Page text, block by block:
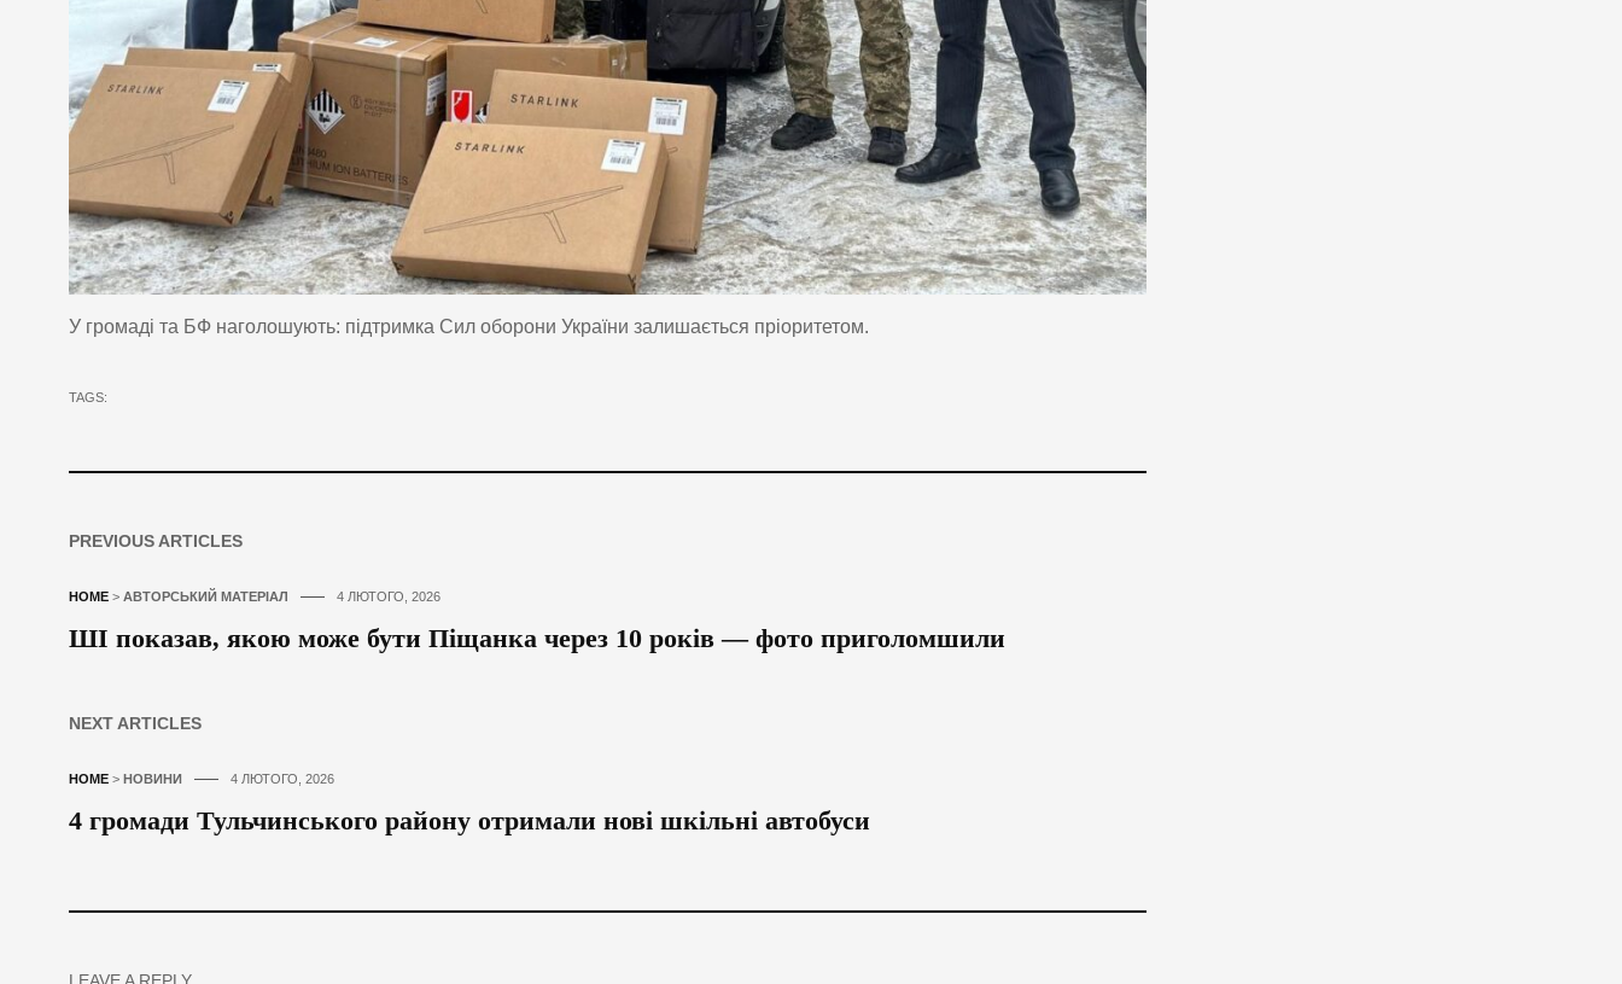
У громаді та БФ наголошують: підтримка Сил оборони України залишається пріоритетом.
TAGS:
PREVIOUS ARTICLES
HOME > АВТОРСЬКИЙ МАТЕРІАЛ 4 ЛЮТОГО, 2026
ШІ показав, якою може бути Піщанка через 10 років — фото приголомшили
NEXT ARTICLES
HOME > НОВИНИ 4 ЛЮТОГО, 2026
4 громади Тульчинського району отримали нові шкільні автобуси